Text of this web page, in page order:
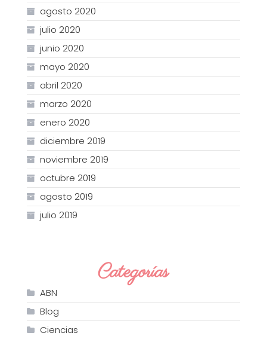
agosto 2020
julio 2020
junio 2020
mayo 2020
abril 2020
marzo 2020
enero 2020
diciembre 2019
noviembre 2019
octubre 2019
agosto 2019
julio 2019
Categorías
ABN
Blog
Ciencias